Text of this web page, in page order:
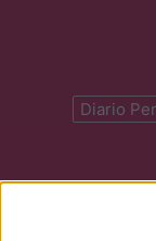
Diario